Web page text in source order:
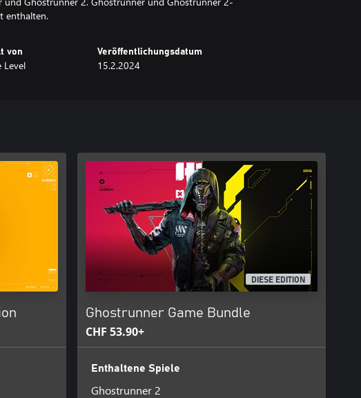
enthalten.
von
Level
Veröffentlichungsdatum
15.2.2024
DIESE EDITION
Ghostrunner Game Bundle
CHF 53.90+
Enthaltene Spiele
Ghostrunner 2